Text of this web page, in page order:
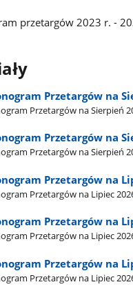
przetargów 2023 r. -
Przetargów na
Przetargów na Sierpień
Przetargów na
Przetargów na Sierpień
Przetargów na
Przetargów na Lipiec
Przetargów na
Przetargów na Lipiec
Przetargów na
Przetargów na Lipiec